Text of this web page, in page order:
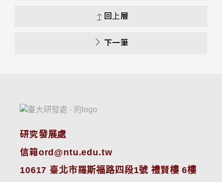
回上層
下一筆
研究發展處
信箱ord@ntu.edu.tw
10617 臺北市羅斯福路四段1號 禮賢樓 6樓